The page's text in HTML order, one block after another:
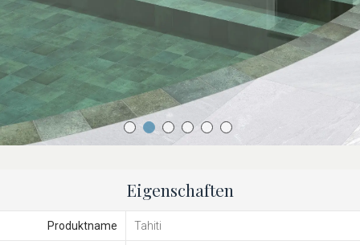
Eigenschaften
Produktname Tahiti